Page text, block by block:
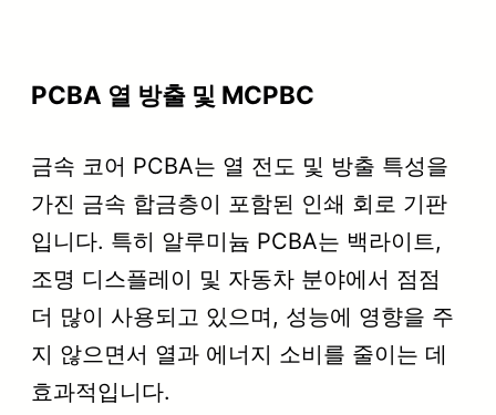
PCBA 열 방출 및 MCPBC
금속 코어 PCBA는 열 전도 및 방출 특성을
가진 금속 합금층이 포함된 인쇄 회로 기판
입니다. 특히 알루미늄 PCBA는 백라이트,
조명 디스플레이 및 자동차 분야에서 점점
더 많이 사용되고 있으며, 성능에 영향을 주
지 않으면서 열과 에너지 소비를 줄이는 데
효과적입니다.